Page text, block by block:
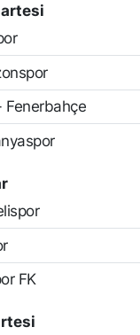
Fenerbahçe
FK